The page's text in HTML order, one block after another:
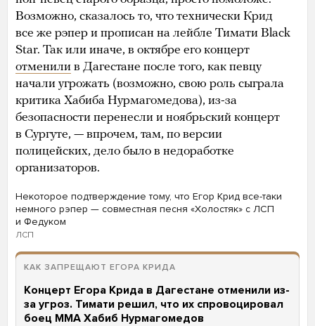
Возможно, сказалось то, что технически Крид
все же рэпер и прописан на лейбле Тимати Black
Star. Так или иначе, в октябре его концерт
отменили в Дагестане после того, как певцу
начали угрожать (возможно, свою роль сыграла
критика Хабиба Нурмагомедова), из-за
безопасности перенесли и ноябрьский концерт
в Сургуте, — впрочем, там, по версии
полицейских, дело было в недоработке
организаторов.
Некоторое подтверждение тому, что Егор Крид все-таки
немного рэпер — совместная песня «Холостяк» с ЛСП
и Федуком
ЛСП
КАК ЗАПРЕЩАЮТ ЕГОРА КРИДА
Концерт Егора Крида в Дагестане отменили из-
за угроз. Тимати решил, что их спровоцировал
боец ММА Хабиб Нурмагомедов